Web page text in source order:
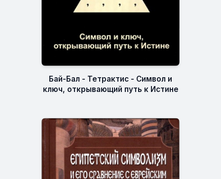
Бай-Бал - Тетрактис - Символ и
ключ, открывающий путь к Истине